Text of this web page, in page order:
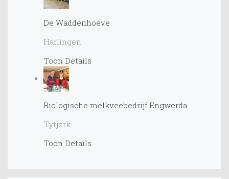
De Waddenhoeve
Harlingen
Toon Details
Biologische melkveebedrijf Engwerda
Tytjerk
Toon Details